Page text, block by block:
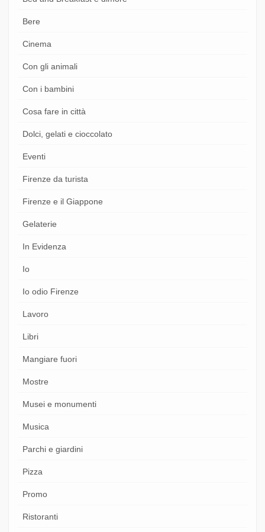
Bere
Cinema
Con gli animali
Con i bambini
Cosa fare in città
Dolci, gelati e cioccolato
Eventi
Firenze da turista
Firenze e il Giappone
Gelaterie
In Evidenza
Io
Io odio Firenze
Lavoro
Libri
Mangiare fuori
Mostre
Musei e monumenti
Musica
Parchi e giardini
Pizza
Promo
Ristoranti